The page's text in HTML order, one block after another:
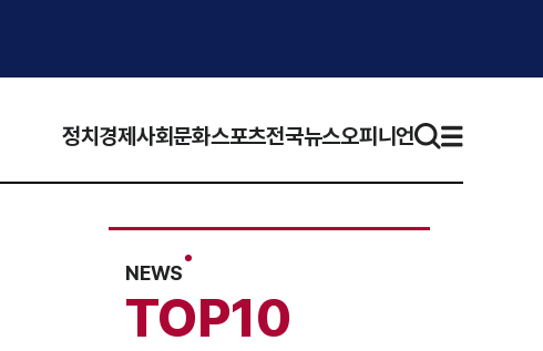
정치 경제사회문화스포츠전국뉴스오피니언
NEWS
TOP10